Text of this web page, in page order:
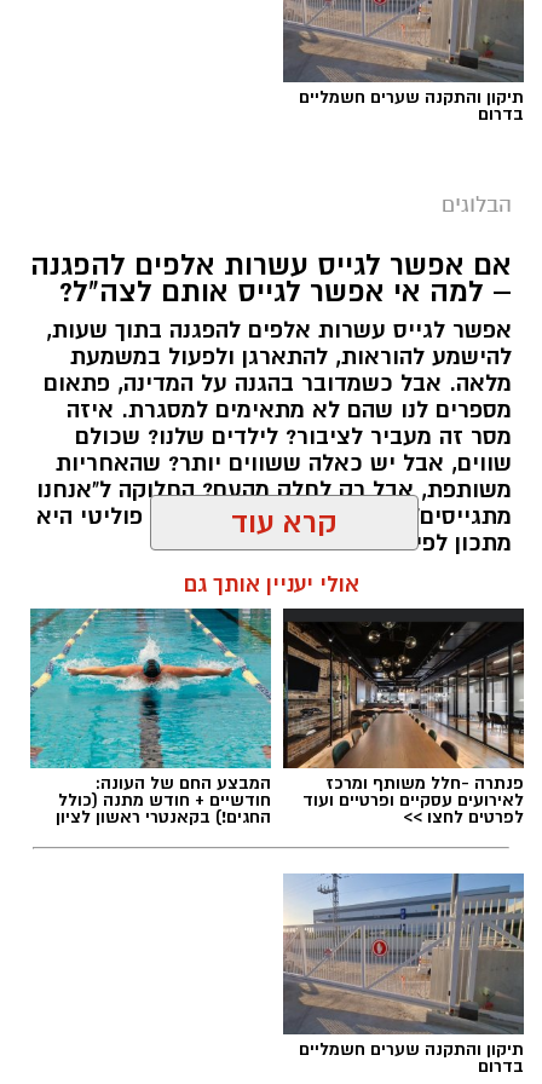
יש לכם מידע חשוב שטרם נחשף? צילומים מאירוע
חדשותי? מצאתם טעות בכתבה? נשמח שתשתפו
אותנו
תיקון והתקנה שערים חשמליים
בדרום
הבלוגים
אם אפשר לגייס עשרות אלפים להפגנה
– למה אי אפשר לגייס אותם לצה"ל?
אפשר לגייס עשרות אלפים להפגנה בתוך שעות,
להישמע להוראות, להתארגן ולפעול במשמעת
מלאה. אבל כשמדובר בהגנה על המדינה, פתאום
מספרים לנו שהם לא מתאימים למסגרת. איזה
מסר זה מעביר לציבור? לילדים שלנו? שכולם
שווים, אבל יש כאלה ששווים יותר? שהאחריות
משותפת, אבל רק לחלק מהעם? החלוקה ל"אנחנו
מתגייסים" ו"הם לא" היא לא רק ויכוח פוליטי היא
מתכון לפילוג שמפורר אותנו מבפנים.
תגים:הפגנות חרדיים גיוס לצה"ל
קרא עוד
אולי יעניין אותך גם
פנתרה -חלל משותף ומרכז
לאירועים עסקיים ופרטיים ועוד
לפרטים לחצו >>
המבצע החם של העונה:
חודשיים + חודש מתנה (כולל
החגים!) בקאנטרי ראשון לציון
תיקון והתקנה שערים חשמליים
בדרום